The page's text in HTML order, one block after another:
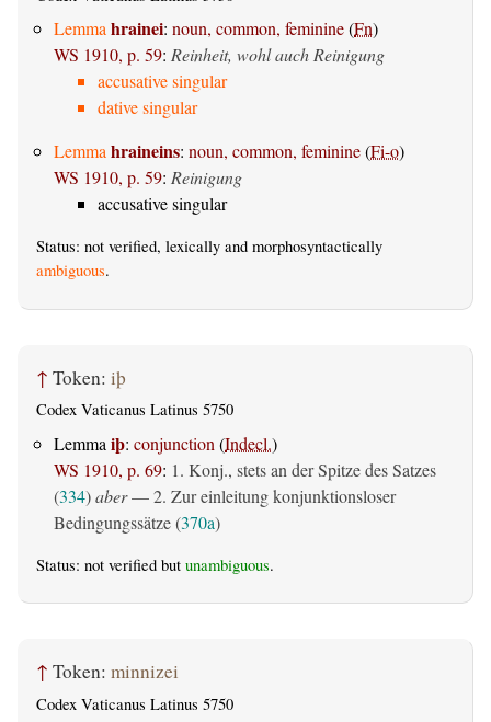
Lemmahrainei: noun, common, feminine(Fn)
WS 1910, p. 59: Reinheit, wohl auch Reinigung
accusative singular
dative singular
Lemmahraineins: noun, common, feminine(Fi-o)
WS 1910, p. 59: Reinigung
accusative singular
Status: not verified, lexically and morphosyntactically
ambiguous.
↑ Token: iþ
Codex Vaticanus Latinus 5750
Lemma iþ: conjunction (Indecl.)
WS 1910, p. 69: 1. Konj., stets an der Spitze des Satzes
(334)aber— 2. Zur einleitung konjunktionsloser
Bedingungssätze (370a)
Status: not verified but unambiguous.
↑ Token: minnizei
Codex Vaticanus Latinus 5750